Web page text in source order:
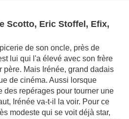
Scotto, Eric Stoffel, Efix,
de son oncle, près de
lui qui l'a élevé avec son frère
père. Mais Irénée, grand dadais
de cinéma. Aussi lorsque
des repérages pour tourner une
Irénée va-t-il la voir. Pour ce
modeste qui se voit déjà star,